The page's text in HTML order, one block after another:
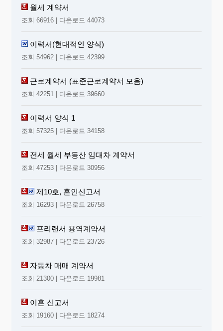
월세 계약서
조회 66916 | 다운로드 44073
이력서(현대적인 양식)
조회 54962 | 다운로드 42399
근로계약서 (표준근로계약서 모음)
조회 42251 | 다운로드 39660
이력서 양식 1
조회 57325 | 다운로드 34158
전세 월세 부동산 임대차 계약서
조회 47253 | 다운로드 30956
제10호, 혼인신고서
조회 16293 | 다운로드 26758
프리랜서 용역계약서
조회 32987 | 다운로드 23726
자동차 매매 계약서
조회 21300 | 다운로드 19981
이혼 신고서
조회 19160 | 다운로드 18274